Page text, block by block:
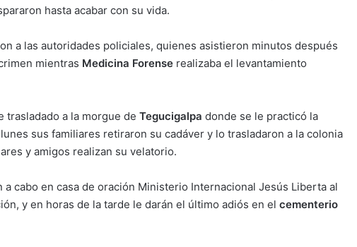
hasta acabar con su vida.
a las autoridades policiales, quienes asistieron minutos después
mientras Medicina Forense realizaba el levantamiento
a la morgue de Tegucigalpa donde se le practicó la
sus familiares retiraron su cadáver y lo trasladaron a la colonia
y amigos realizan su velatorio.
cabo en casa de oración Ministerio Internacional Jesús Liberta al
y en horas de la tarde le darán el último adiós en el cementerio